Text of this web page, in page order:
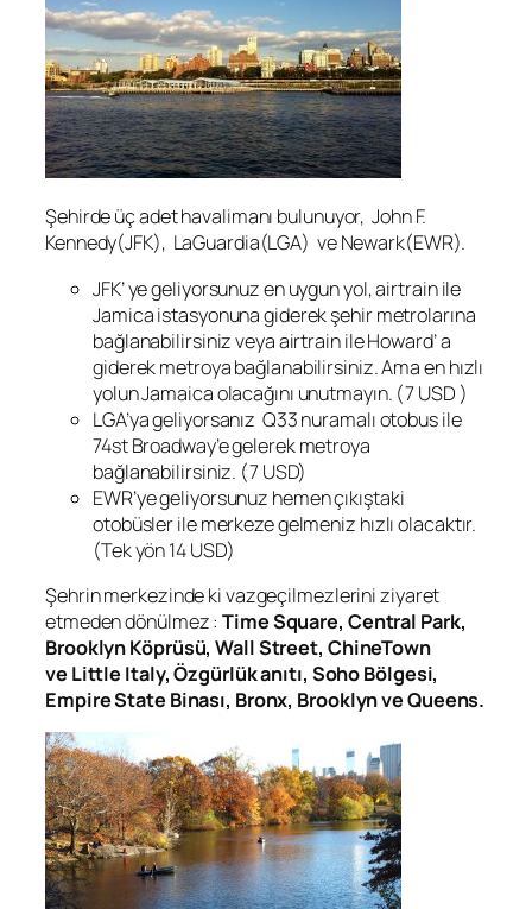
Şehirde üç adet havalimanı bulunuyor, John F.
Kennedy(JFK), LaGuardia(LGA) ve Newark(EWR).
JFK’ ye geliyorsunuz en uygun yol, airtrain ile
Jamica istasyonuna giderek şehir metrolarına
bağlanabilirsiniz veya airtrain ile Howard’ a
giderek metroya bağlanabilirsiniz. Ama en hızlı
yolun Jamaica olacağını unutmayın. (7 USD )
LGA’ya geliyorsanız Q33 nuramalı otobus ile
74st Broadway’e gelerek metroya
bağlanabilirsiniz. (7 USD)
EWR’ye geliyorsunuz hemen çıkıştaki
otobüsler ile merkeze gelmeniz hızlı olacaktır.
(Tek yön 14 USD)
Şehrin merkezinde ki vazgeçilmezlerini ziyaret
etmeden dönülmez :Time Square, Central Park,
Brooklyn Köprüsü, Wall Street, ChineTown
ve Little Italy, Özgürlük anıtı, Soho Bölgesi,
Empire State Binası, Bronx, Brooklyn ve Queens.